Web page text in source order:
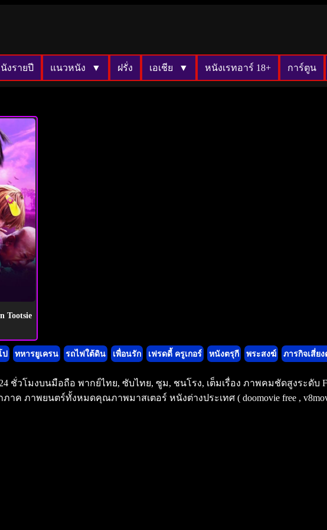
งรายปี แนวหนัง ฝรั่ง เอเชีย หนังเรทอาร์ 18+ การ์ตูน
Tootsie
ป ทหารยูเครน รถไฟใต้ดิน เพื่อนรัก เฟรดดี้ ครูเกอร์ หนังตรุกี พระสงฆ์ ภารกิจเสี่ยง
ชั่วโมงบนมือถือ พากย์ไทย, ซับไทย, ซูม, ชนโรง, เต็มเรื่อง ภาพคมชัดสูงระดับ
ภาพยนตร์ทั้งหมดคุณภาพมาสเตอร์ หนังต่างประเทศ ( doomovie free , v8movie